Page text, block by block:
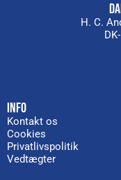
H. C.
INFO
Kontakt os
Cookies
Privatlivspolitik
Vedtægter